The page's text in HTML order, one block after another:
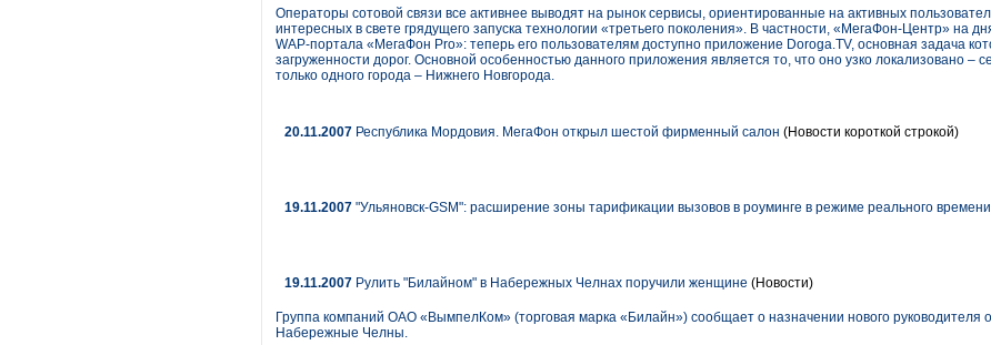
Операторы сотовой связи все активнее выводят на рынок сервисы, ориентированные на активных
интересных в свете грядущего запуска технологии «третьего поколения». В частности, «МегаФон-Центр» на
WAP-портала «MегаФон Pro»: теперь его пользователям доступно приложение Doroga.TV, основная задача
загруженности дорог. Основной особенностью данного приложения является то, что оно узко локализовано –
только одного города – Нижнего Новгорода.
20.11.2007 Республика Мордовия. МегаФон открыл шестой фирменный салон (Новости короткой строкой)
19.11.2007 "Ульяновск-GSM": расширение зоны тарификации вызовов в роуминге в режиме реального времени
19.11.2007 Рулить "Билайном" в Набережных Челнах поручили женщине (Новости)
Группа компаний ОАО «ВымпелКом» (торговая марка «Билайн») сообщает о назначении нового руководителя
Набережные Челны.